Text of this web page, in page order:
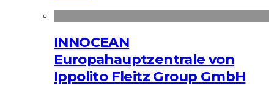
INNOCEAN
Europahauptzentrale von
Ippolito Fleitz Group GmbH